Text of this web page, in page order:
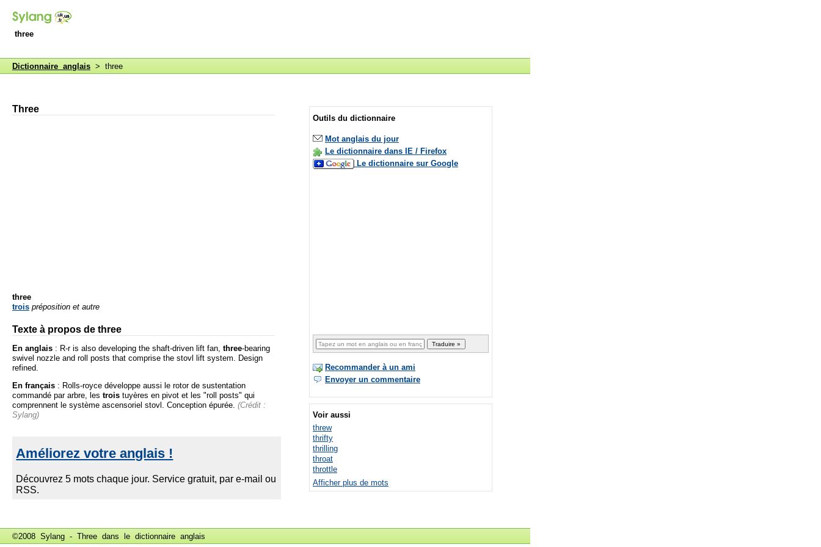
three
Dictionnaire anglais > three
Three
three
trois préposition et autre
Texte à propos de three
En anglais : R-r is also developing the shaft-driven lift fan, three-bearing
swivel nozzle and roll posts that comprise the stovl lift system. Design
refined.
En français : Rolls-royce développe aussi le rotor de sustentation
commandé par arbre, les trois tuyères en pivot et les "roll posts" qui
comprennent le système ascensoriel stovl. Conception épurée. (Crédit :
Sylang)
Outils du dictionnaire
Mot anglais du jour
Le dictionnaire dans IE / Firefox
Le dictionnaire sur Google
Recommander à un ami
Envoyer un commentaire
Voir aussi
threw
thrifty
thrilling
throat
throttle
Afficher plus de mots
©2008 Sylang - Three dans le dictionnaire anglais